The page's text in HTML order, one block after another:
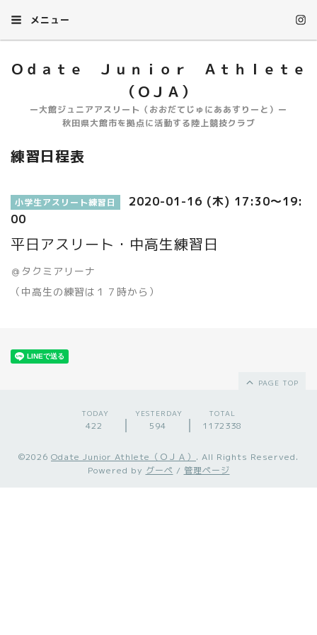
メニュー
Ｏｄａｔｅ Ｊｕｎｉｏｒ Ａｔｈｌｅｔｅ
（ＯＪＡ）
ー大館ジュニアアスリート（おおだてじゅにああすりーと）ー
秋田県大館市を拠点に活動する陸上競技クラブ
練習日程表
小学生アスリート練習日
2020-01-16 (木) 17:30～19:
00
平日アスリート・中高生練習日
＠タクミアリーナ
（中高生の練習は１７時から）
PAGE TOP
TODAY
422
YESTERDAY
594
TOTAL
1172338
©2026 Odate Junior Athlete（ＯＪＡ） . All Rights Reserved.
Powered by グーペ / 管理ページ